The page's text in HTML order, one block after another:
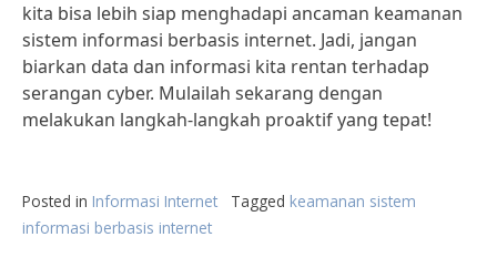
kita bisa lebih siap menghadapi ancaman keamanan
sistem informasi berbasis internet. Jadi, jangan
biarkan data dan informasi kita rentan terhadap
serangan cyber. Mulailah sekarang dengan
melakukan langkah-langkah proaktif yang tepat!
Posted in Informasi Internet Tagged keamanan sistem
informasi berbasis internet